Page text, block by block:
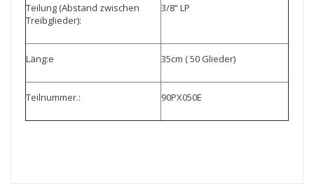
Teilung (Abstand zwischen
Treibglieder):
3/8“ LP
Läng:e 35cm ( 50 Glieder)
Teilnummer.: 90PX050E